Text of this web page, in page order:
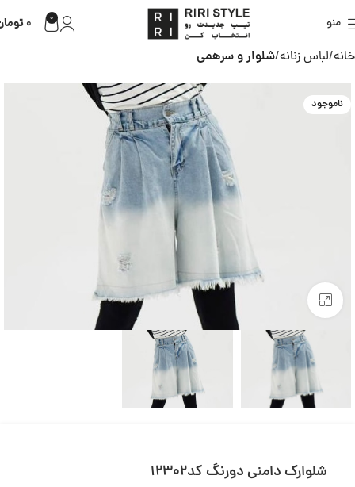
منو 0
0
خانه لباس زنانه شلوار و سرهمی
ناموجود
بزرگنمایی تصویر
شلوارک دامنی دورنگ کد12302